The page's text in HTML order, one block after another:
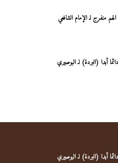
منفرج لـ الإمام الشافعي
أبدا (البردة) لـ البوصيري
أبدا (البردة) لـ البوصيري